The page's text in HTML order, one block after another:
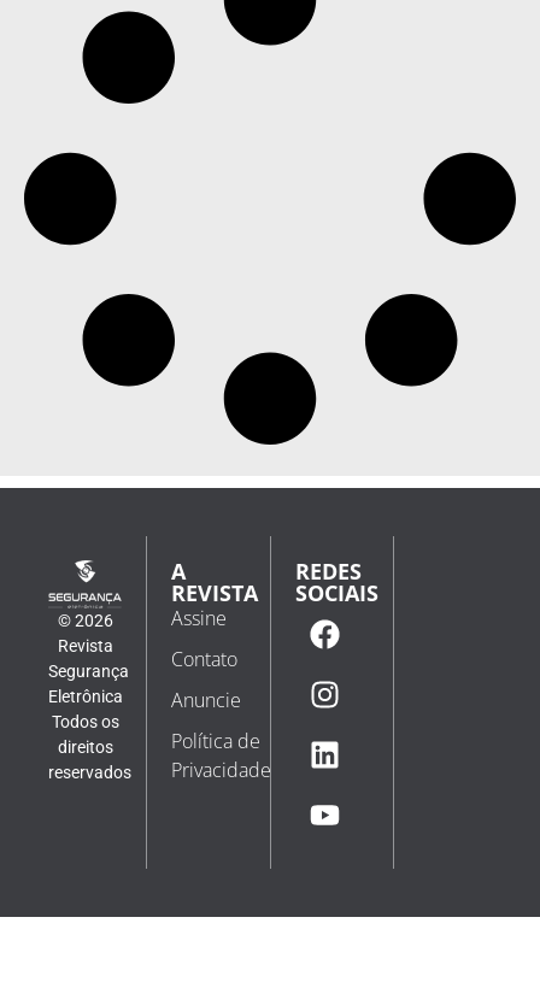
© 2026
Revista
Segurança
Eletrônica
Todos os
direitos
reservados
A
REVISTA
Assine
Contato
Anuncie
Política de
Privacidade
REDES
SOCIAIS